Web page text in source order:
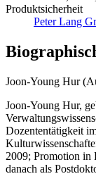
Produktsicherheit
Peter Lang
Joon-Young Hur
Joon-Young Hur,
Dozententätigkeit
2009; Promotion in
danach als